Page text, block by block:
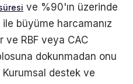
ve %90'ın üzerinde
büyüme harcamanız
ve RBF veya CAC
dokunmadan onu
destek ve